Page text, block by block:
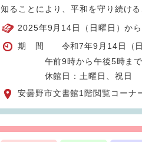
知ることにより、平和を守り続け
2025年9月14日（日曜日）か
期 間 令和7年9月14日（日
午前9時から午後5時まで
休館日：土曜日、祝日
安曇野市文書館1階閲覧コーナ